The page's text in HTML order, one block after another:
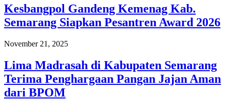
Kesbangpol Gandeng Kemenag Kab.
Semarang Siapkan Pesantren Award 2026
November 21, 2025
Lima Madrasah di Kabupaten Semarang
Terima Penghargaan Pangan Jajan Aman
dari BPOM